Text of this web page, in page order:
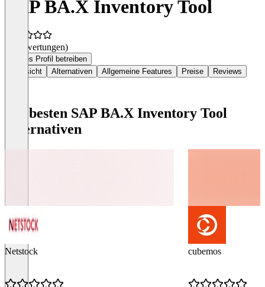
SAP BA.X Inventory Tool
(0 Bewertungen)
Dieses Profil betreiben
Übersicht
Alternativen Allgemeine Features Preise Reviews
Die besten SAP BA.X Inventory Tool
Alternativen
Netstock cubemos